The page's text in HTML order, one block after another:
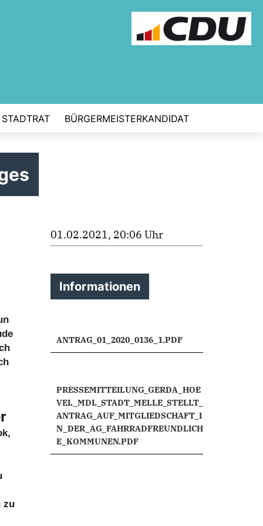
STADTRAT BÜRGERMEISTERKANDIDAT
zu
01.02.2021, 20:06 Uhr
Informationen
ANTRAG_01_2020_0136_1.PDF
PRESSEMITTEILUNG_GERDA_HOE
VEL_MDL_STADT_MELLE_STELLT_
ANTRAG_AUF_MITGLIEDSCHAFT_I
N_DER_AG_FAHRRADFREUNDLICH
E_KOMMUNEN.PDF